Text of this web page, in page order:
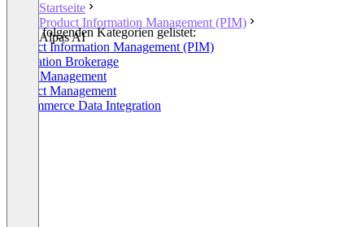
Startseite
Product Information Management (PIM)
Alpas AI
In den folgenden Kategorien gelistet:
Product Information Management (PIM)
Integration Brokerage
Order Management
Product Management
E-Commerce Data Integration